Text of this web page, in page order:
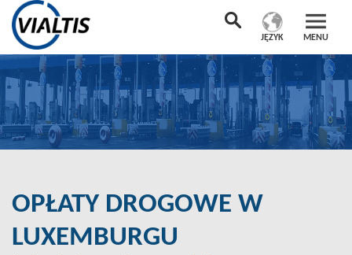
MENU
JĘZYK
OPŁATY DROGOWE W
LUXEMBURGU